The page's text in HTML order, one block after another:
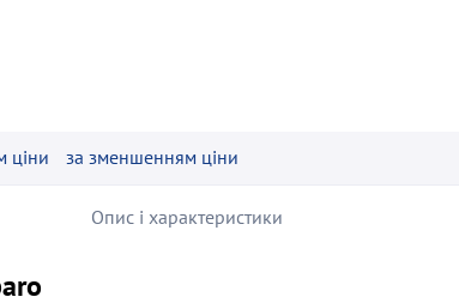
ціни за зменшенням ціни
Опис і характеристики